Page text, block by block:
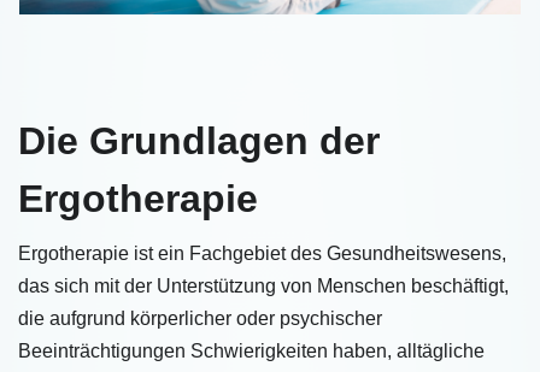
Die Grundlagen der
Ergotherapie
Ergotherapie ist ein Fachgebiet des Gesundheitswesens,
das sich mit der Unterstützung von Menschen beschäftigt,
die aufgrund körperlicher oder psychischer
Beeinträchtigungen Schwierigkeiten haben, alltägliche